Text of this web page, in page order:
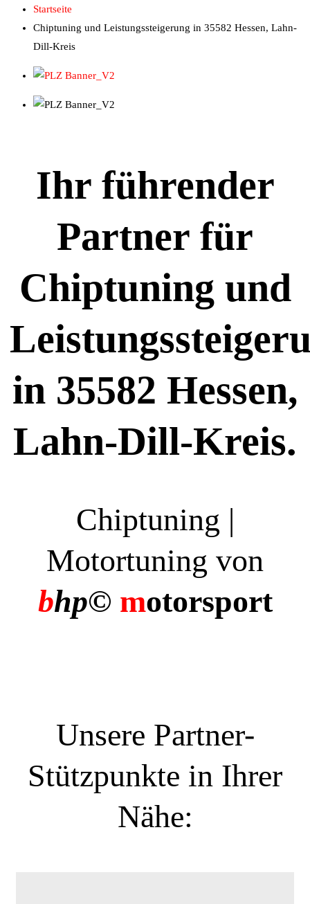
Startseite
Chiptuning und Leistungssteigerung in 35582 Hessen, Lahn-
Dill-Kreis
Ihr führender
Partner für
Chiptuning und
in 35582 Hessen,
Lahn-Dill-Kreis.
Chiptuning |
Motortuning von
bhp© motorsport
Unsere Partner-
Stützpunkte in Ihrer
Nähe: